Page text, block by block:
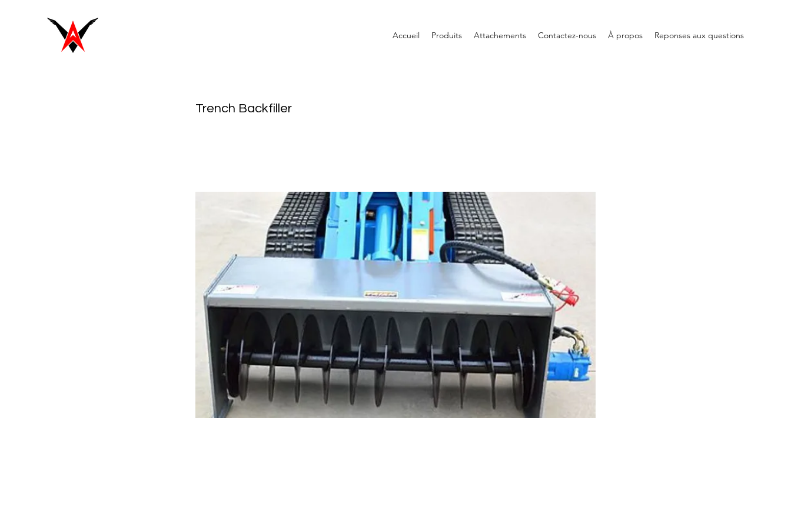
Accueil Produits Attachements Contactez-nous À propos Reponses aux questions
Trench Backfiller